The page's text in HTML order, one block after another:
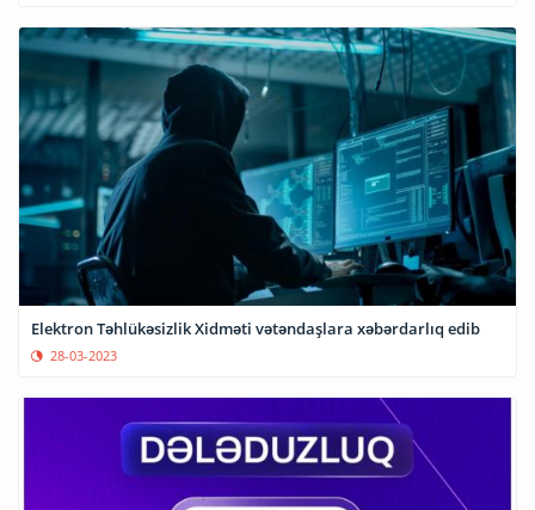
Elektron Təhlükəsizlik Xidməti vətəndaşlara xəbərdarlıq edib
28-03-2023